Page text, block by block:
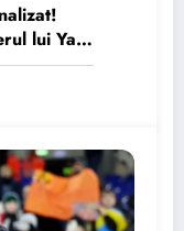
lui Yan